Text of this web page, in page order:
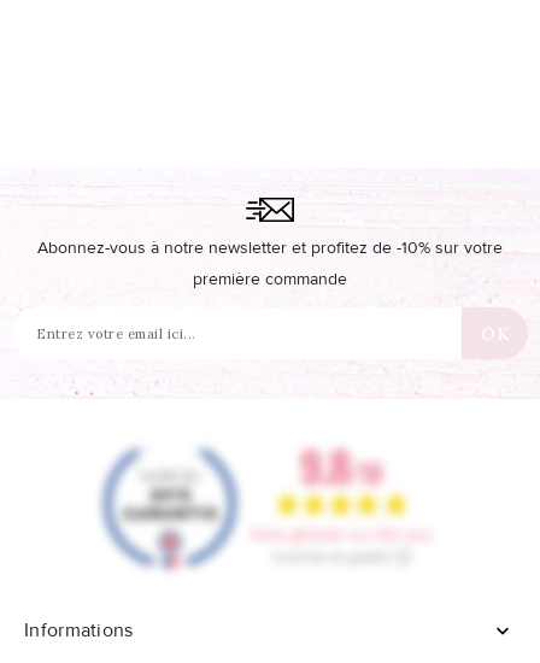
Abonnez-vous à notre newsletter et profitez de -10% sur votre
première commande
Informations 